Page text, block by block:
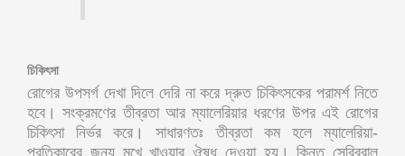
চিকিৎসা
রোগের উপসর্গ দেখা দিলে দেরি না করে দ্রুত চিকিৎসকের পরামর্শ নিতে
হবে। সংক্রমণের তীব্রতা আর ম্যালেরিয়ার ধরণের উপর এই রোগের
চিকিৎসা নির্ভর করে। সাধারণতঃ তীব্রতা কম হলে ম্যালেরিয়া-